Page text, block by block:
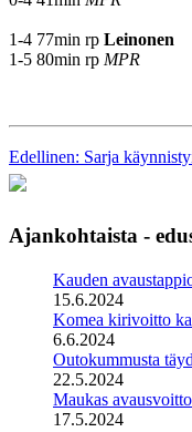
1-4 77min rp Leinonen
1-5 80min rp MPR
Edellinen: Sarja
Ajankohtaista -
Kauden
15.6.2024
Komea kirivoitto
6.6.2024
Outokummusta
22.5.2024
Maukas
17.5.2024